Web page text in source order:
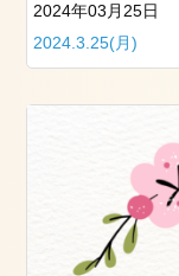
2024年03月25日
2024.3.25(月)